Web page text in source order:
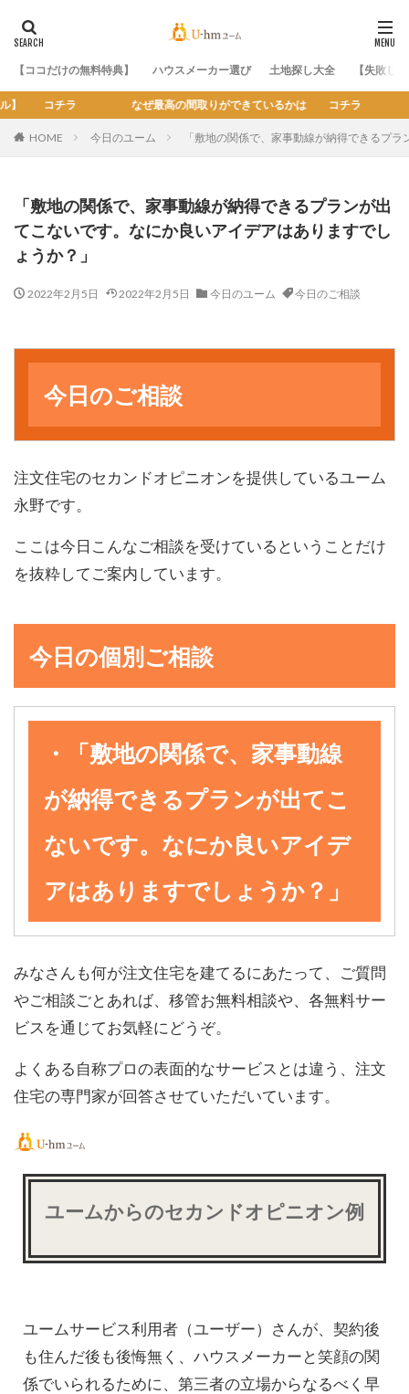
【ココだけの無料特典】 ハウスメーカー選び 土地探し大全 【失敗し
りができているかは コチラ
HOME 今日のユーム 「敷地の関係で、家事動線が納得できるプ
「敷地の関係で、家事動線が納得できるプランが出
てこないです。なにか良いアイデアはありますでし
ょうか？」
2022年2月5日 2022年2月5日 今日のユーム 今日のご相談
今日のご相談
注文住宅のセカンドオピニオンを提供しているユーム
永野です。
ここは今日こんなご相談を受けているということだけ
を抜粋してご案内しています。
今日の個別ご相談
・「敷地の関係で、家事動線
が納得できるプランが出てこ
ないです。なにか良いアイデ
アはありますでしょうか？」
みなさんも何が注文住宅を建てるにあたって、ご質問
やご相談ごとあれば、移管お無料相談や、各無料サー
ビスを通じてお気軽にどうぞ。
よくある自称プロの表面的なサービスとは違う、注文
住宅の専門家が回答させていただいています。
ユームからのセカンドオピニオン例
ユームサービス利用者（ユーザー）さんが、契約後
も住んだ後も後悔無く、ハウスメーカーと笑顔の関
係でいられるために、第三者の立場からなるべく早